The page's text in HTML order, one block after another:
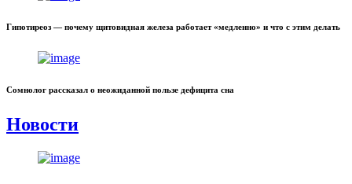
Гипотиреоз — почему щитовидная железа работает «медленно» и что с этим делать
Сомнолог рассказал о неожиданной пользе дефицита сна
Новости